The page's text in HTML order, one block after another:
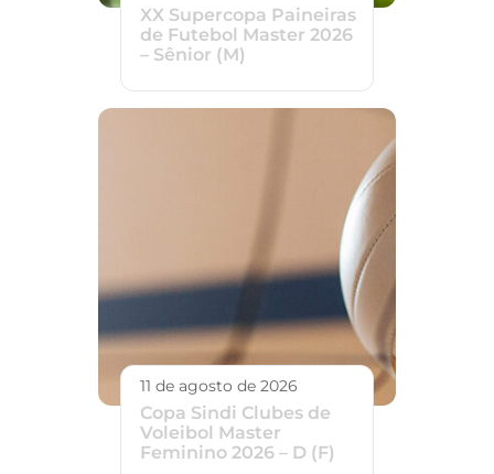
XX Supercopa Paineiras
de Futebol Master 2026
– Sênior (M)
11 de agosto de 2026
Copa Sindi Clubes de
Voleibol Master
Feminino 2026 – D (F)